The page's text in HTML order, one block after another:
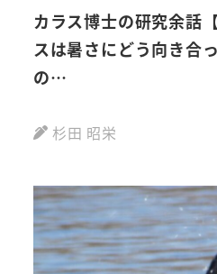
カラス博士の研究余話
スは暑さにどう向き合
の…
杉田 昭栄